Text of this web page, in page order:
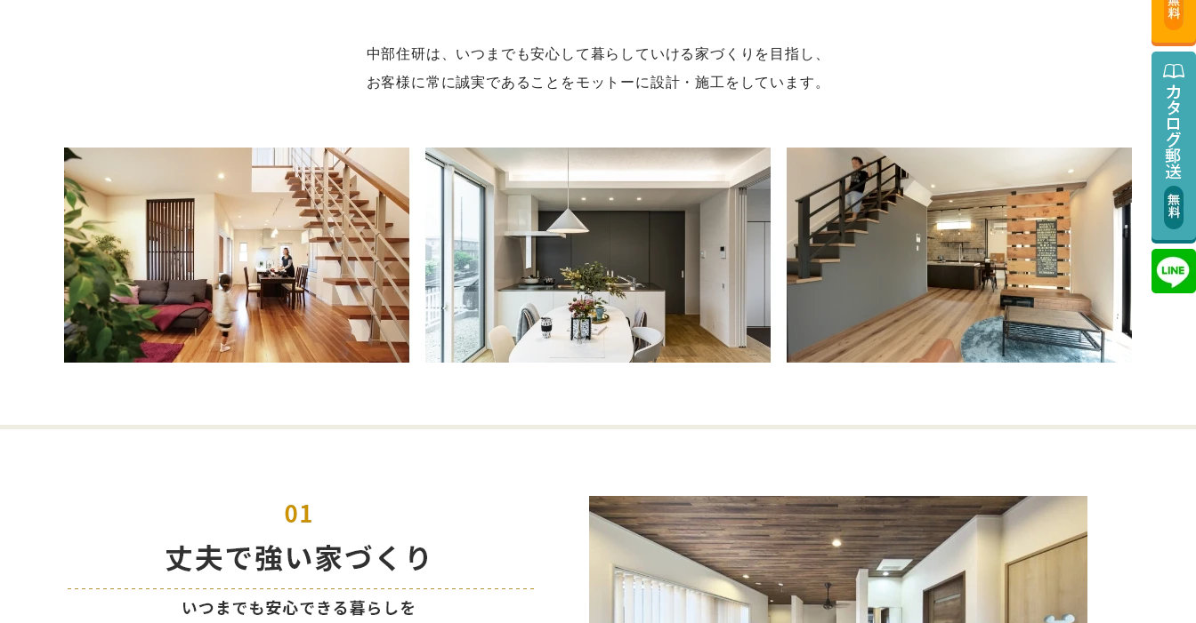
中部住研は、いつまでも安心して暮らしていける家づくりを目指し、
お客様に常に誠実であることをモットーに設計・施工をしています。